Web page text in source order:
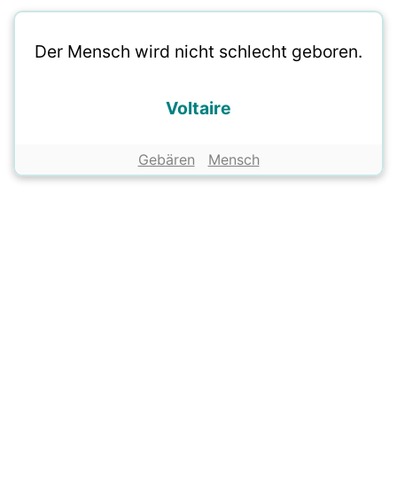
Der Mensch wird nicht schlecht geboren.
Voltaire
Gebären Mensch